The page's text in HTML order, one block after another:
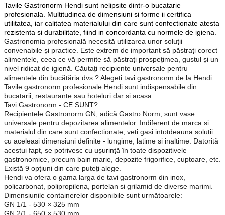
Tavile Gastronorm Hendi sunt nelipsite dintr-o bucatarie
profesionala. Multitudinea de dimensiuni si forme ii certifica
utilitatea, iar calitatea materialului din care sunt confectionate atesta
rezistenta si durabilitate, fiind in concordanta cu normele de igiena.
Gastronomia profesională necesită utilizarea unor soluții
convenabile și practice. Este extrem de important să păstrați corect
alimentele, ceea ce vă permite să păstrați prospețimea, gustul și un
nivel ridicat de igienă. Căutați recipiente universale pentru
alimentele din bucătăria dvs.? Alegeți tavi gastronorm de la Hendi.
Tavile gastronorm profesionale Hendi sunt indispensabile din
bucatarii, restaurante sau hoteluri dar si acasa.
Tavi Gastronorm - CE SUNT?
Recipientele Gastronorm GN, adică Gastro Norm, sunt vase
universale pentru depozitarea alimentelor. Indiferent de marca si
materialul din care sunt confectionate, veti gasi intotdeauna solutii
cu aceleasi dimensiuni definite - lungime, latime si inaltime. Datorită
acestui fapt, se potrivesc cu ușurință în toate dispozitivele
gastronomice, precum bain marie, depozite frigorifice, cuptoare, etc.
Există 9 opțiuni din care puteți alege.
Hendi va ofera o gama larga de tavi gastronorm din inox,
policarbonat, polipropilena, portelan si grilamid de diverse marimi.
Dimensiunile containerelor disponibile sunt următoarele:
GN 1/1 - 530 × 325 mm